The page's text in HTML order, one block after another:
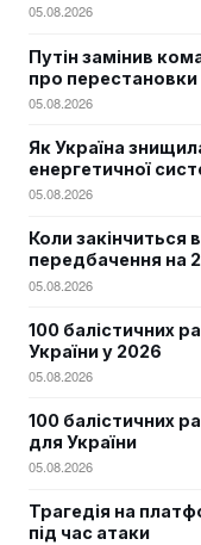
05.08.2026
Путін замінив
про перестановки
05.08.2026
Як Україна
енергетичної
05.08.2026
Коли закінчиться
передбачення на
05.08.2026
100 балістичних
України у 2026
05.08.2026
100 балістичних
для України
05.08.2026
Трагедія на
під час атаки